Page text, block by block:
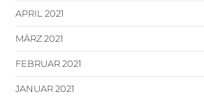
APRIL 2021
MÄRZ 2021
FEBRUAR 2021
JANUAR 2021